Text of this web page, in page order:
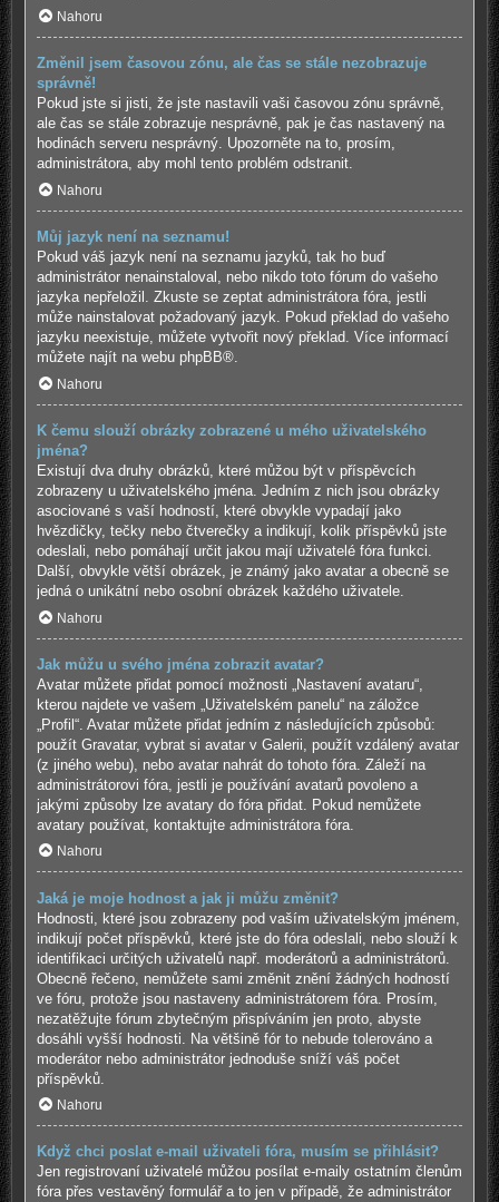
Nahoru
Změnil jsem časovou zónu, ale čas se stále nezobrazuje
správně!
Pokud jste si jisti, že jste nastavili vaši časovou zónu správně,
ale čas se stále zobrazuje nesprávně, pak je čas nastavený na
hodinách serveru nesprávný. Upozorněte na to, prosím,
administrátora, aby mohl tento problém odstranit.
Nahoru
Můj jazyk není na seznamu!
Pokud váš jazyk není na seznamu jazyků, tak ho buď
administrátor nenainstaloval, nebo nikdo toto fórum do vašeho
jazyka nepřeložil. Zkuste se zeptat administrátora fóra, jestli
může nainstalovat požadovaný jazyk. Pokud překlad do vašeho
jazyku neexistuje, můžete vytvořit nový překlad. Více informací
můžete najít na webu phpBB®.
Nahoru
K čemu slouží obrázky zobrazené u mého uživatelského
jména?
Existují dva druhy obrázků, které můžou být v příspěvcích
zobrazeny u uživatelského jména. Jedním z nich jsou obrázky
asociované s vaší hodností, které obvykle vypadají jako
hvězdičky, tečky nebo čtverečky a indikují, kolik příspěvků jste
odeslali, nebo pomáhají určit jakou mají uživatelé fóra funkci.
Další, obvykle větší obrázek, je známý jako avatar a obecně se
jedná o unikátní nebo osobní obrázek každého uživatele.
Nahoru
Jak můžu u svého jména zobrazit avatar?
Avatar můžete přidat pomocí možnosti „Nastavení avataru“,
kterou najdete ve vašem „Uživatelském panelu“ na záložce
„Profil“. Avatar můžete přidat jedním z následujících způsobů:
použít Gravatar, vybrat si avatar v Galerii, použít vzdálený avatar
(z jiného webu), nebo avatar nahrát do tohoto fóra. Záleží na
administrátorovi fóra, jestli je používání avatarů povoleno a
jakými způsoby lze avatary do fóra přidat. Pokud nemůžete
avatary používat, kontaktujte administrátora fóra.
Nahoru
Jaká je moje hodnost a jak ji můžu změnit?
Hodnosti, které jsou zobrazeny pod vaším uživatelským jménem,
indikují počet příspěvků, které jste do fóra odeslali, nebo slouží k
identifikaci určitých uživatelů např. moderátorů a administrátorů.
Obecně řečeno, nemůžete sami změnit znění žádných hodností
ve fóru, protože jsou nastaveny administrátorem fóra. Prosím,
nezatěžujte fórum zbytečným přispíváním jen proto, abyste
dosáhli vyšší hodnosti. Na většině fór to nebude tolerováno a
moderátor nebo administrátor jednoduše sníží váš počet
příspěvků.
Nahoru
Když chci poslat e-mail uživateli fóra, musím se přihlásit?
Jen registrovaní uživatelé můžou posílat e-maily ostatním členům
fóra přes vestavěný formulář a to jen v případě, že administrátor